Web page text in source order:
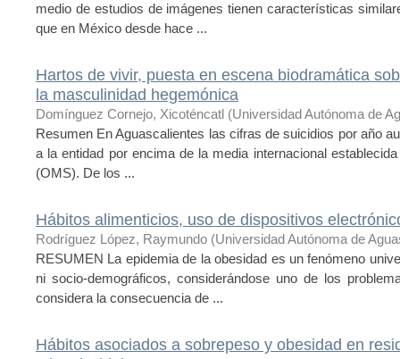
medio de estudios de imágenes tienen características
que en México desde hace ...
Hartos de vivir, puesta en escena biodramática
la masculinidad hegemónica
Domínguez Cornejo, Xicoténcatl (Universidad Autónoma de
Resumen En Aguascalientes las cifras de suicidios por año
a la entidad por encima de la media internacional
(OMS). De los ...
Hábitos alimenticios, uso de dispositivos
Rodríguez López, Raymundo (Universidad Autónoma de
RESUMEN La epidemia de la obesidad es un fenómeno
ni socio-demográficos, considerándose uno de los
considera la consecuencia de ...
Hábitos asociados a sobrepeso y obesidad en